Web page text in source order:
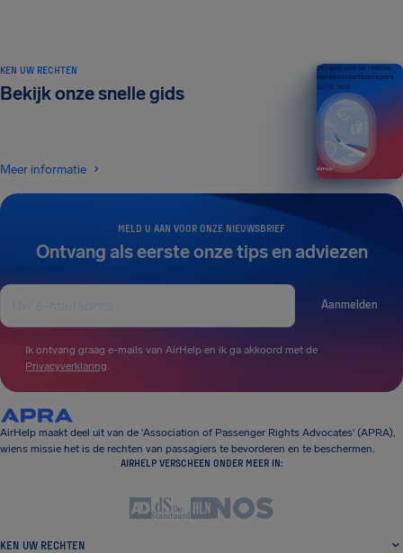
MELD U AAN VOOR ONZE NIEUWSBRIEF
Ontvang als eerste onze tips en adviezen
Aanmelden
Ik ontvang graag e-mails van AirHelp en ik ga akkoord met de
Privacyverklaring.
KEN UW RECHTEN
Bekijk onze snelle gids
Meer informatie
Een gids over de rechten
van luchtvaartpassagiers
EDITIE 2026
AirHelp maakt deel uit van de 'Association of Passenger Rights Advocates' (APRA),
wiens missie het is de rechten van passagiers te bevorderen en te beschermen.
AIRHELP VERSCHEEN ONDER MEER IN:
KEN UW RECHTEN